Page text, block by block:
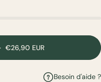
€26,90 EUR
Besoin d'aide ?